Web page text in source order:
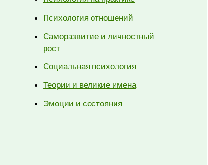
Психология отношений
Саморазвитие и личностный
рост
Социальная психология
Теории и великие имена
Эмоции и состояния